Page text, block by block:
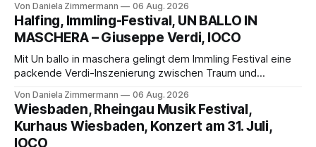
Aufführung mit starken Solisten und den Wiener
Philharmonikern, szenisch bleibt der zweite Akt jedoch
hinter den Erwartungen zurück.
Von Daniela Zimmermann 06 Aug. 2026
Halfing, Immling-Festival, UN BALLO IN
MASCHERA – Giuseppe Verdi, IOCO
Mit Un ballo in maschera gelingt dem Immling Festival eine
packende Verdi-Inszenierung zwischen Traum und
psychologische Tiefe mit starken Bildern, getragen von
einem spielfreudigen Ensemble und einer musikalisch
überzeugenden Gesamtleistung.
Von Daniela Zimmermann 06 Aug. 2026
Wiesbaden, Rheingau Musik Festival,
Kurhaus Wiesbaden, Konzert am 31. Juli,
IOCO